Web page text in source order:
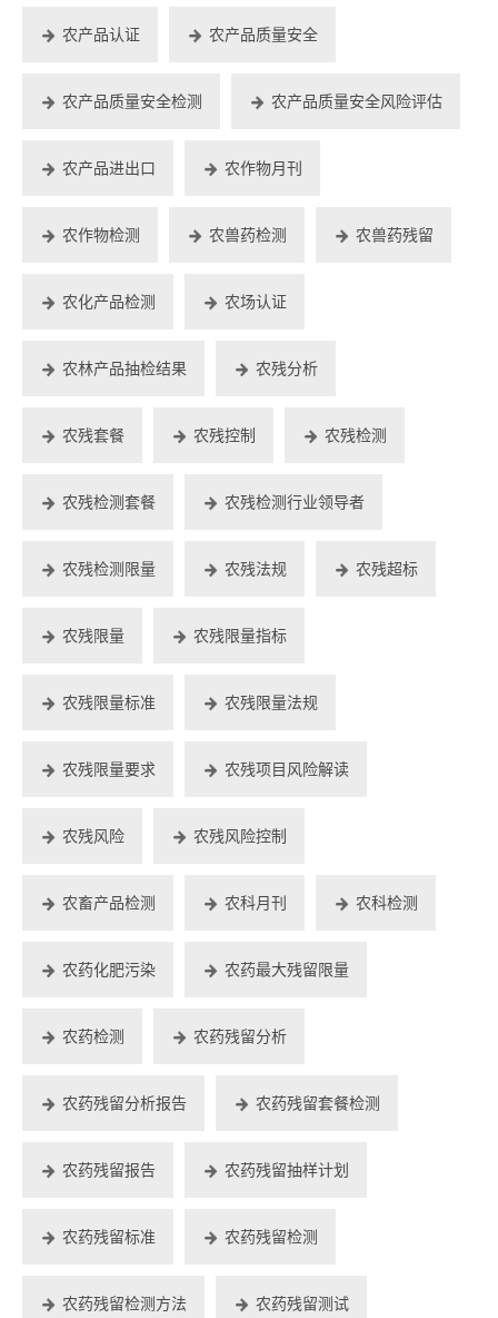
农产品认证 农产品质量安全
农产品质量安全检测 农产品质量安全风险评估
农产品进出口 农作物月刊
农作物检测 农兽药检测 农兽药残留
农化产品检测 农场认证
农林产品抽检结果 农残分析
农残套餐 农残控制 农残检测
农残检测套餐 农残检测行业领导者
农残检测限量 农残法规 农残超标
农残限量 农残限量指标
农残限量标准 农残限量法规
农残限量要求 农残项目风险解读
农残风险 农残风险控制
农畜产品检测 农科月刊 农科检测
农药化肥污染 农药最大残留限量
农药检测 农药残留分析
农药残留分析报告 农药残留套餐检测
农药残留报告 农药残留抽样计划
农药残留标准 农药残留检测
农药残留检测方法 农药残留测试